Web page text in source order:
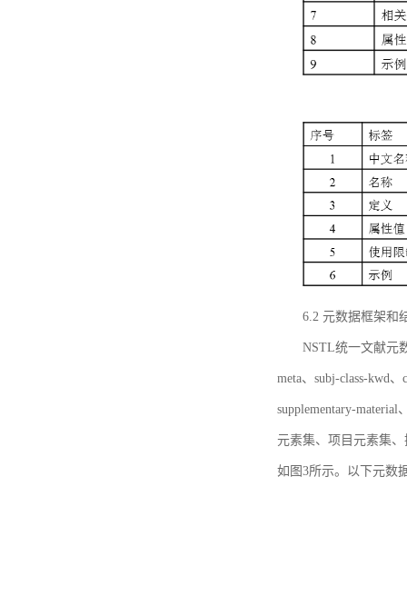
6.2 元数据框架和
NSTL统一文献元
meta、subj-class-kwd
supplementary-
元素集、项目元素集
如图3所示。以下元数